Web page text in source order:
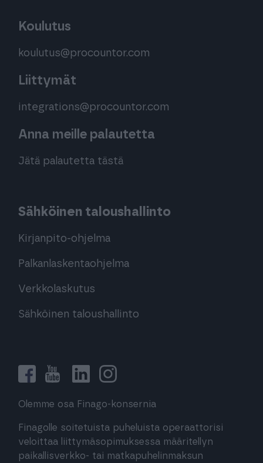
Koulutus
koulutus@procountor.com
Liittymät
integrations@procountor.com
Anna meille palautetta
Jätä palautetta tästä
Sähköinen taloushallinto
Kirjanpito-ohjelma
Palkanlaskentaohjelma
Verkkolaskutus
Sähköinen taloushallinto
Olemme osa Finago-konsernia
Finagolle soitetuista puheluista operaattorisi
veloittaa liittymäsopimuksessa määritellyn
paikallisverkko- tai matkapuhelinmaksun